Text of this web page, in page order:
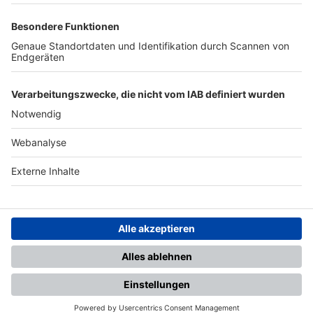
TOP-PARTNER
SFV DFB
Nutzungsbedingungen Datenschutz Impressum
Ihr Gerät wird möglicherweise
nicht vollständig unterstützt.
Für die beste Nutzung empfehlen
wir ein kompatibles Gerät oder
einen aktuellen Browser.